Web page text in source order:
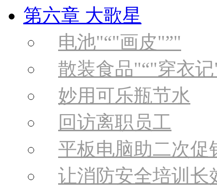
第六章 大歌星
电池 “ 画皮 ”
散装食品 “ 穿衣记
妙用可乐瓶节水
回访离职员工
平板电脑助二次促
让消防安全培训长